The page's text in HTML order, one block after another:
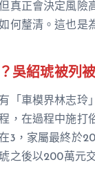
真正會決定風
何釐清。這也
吳紹琥被列
「車模界林志
，在過程中施
3，家屬最終於
之後以200萬元